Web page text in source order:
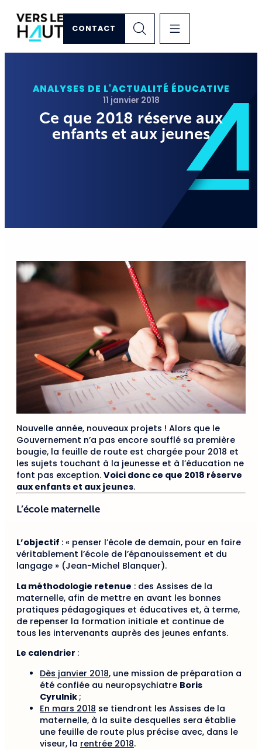
CONTACT
ANALYSES DE L'ACTUALITÉ ÉDUCATIVE
11 janvier 2018
Ce que 2018 réserve aux
enfants et aux jeunes
Nouvelle année, nouveaux projets ! Alors que le
Gouvernement n’a pas encore soufflé sa première
bougie, la feuille de route est chargée pour 2018 et
les sujets touchant à la jeunesse et à l’éducation ne
font pas exception. Voici donc ce que 2018 réserve
aux enfants et aux jeunes.
L’école maternelle
L’objectif : « penser l’école de demain, pour en faire
véritablement l’école de l’épanouissement et du
langage » (Jean-Michel Blanquer).
La méthodologie retenue : des Assises de la
maternelle, afin de mettre en avant les bonnes
pratiques pédagogiques et éducatives et, à terme,
de repenser la formation initiale et continue de
tous les intervenants auprès des jeunes enfants.
Le calendrier :
Dès janvier 2018, une mission de préparation a
été confiée au neuropsychiatre Boris
Cyrulnik ;
En mars 2018 se tiendront les Assises de la
maternelle, à la suite desquelles sera établie
une feuille de route plus précise avec, dans le
viseur, la rentrée 2018.